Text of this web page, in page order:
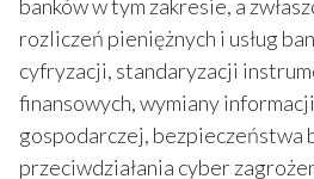
banków w tym zakresie, a
rozliczeń pieniężnych i usług
cyfryzacji, standaryzacji
finansowych, wymiany
gospodarczej, bezpieczeństwa
przeciwdziałania cyber